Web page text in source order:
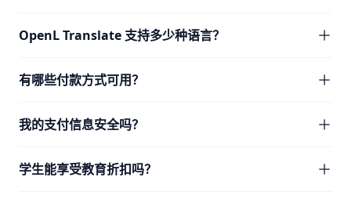
OpenL Translate 支持多少种语言？
有哪些付款方式可用？
我的支付信息安全吗？
学生能享受教育折扣吗？